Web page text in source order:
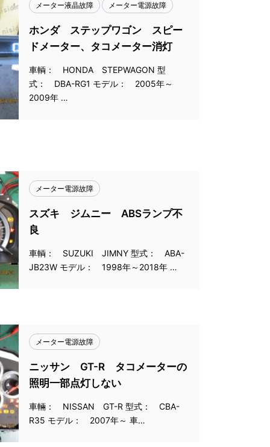
メーター液晶故障 メーター電源故障
ホンダ ステップワゴン スピー
ドメーター、タコメーター消灯
車輌： HONDA STEPWAGON 型
式： DBA-RG1 モデル： 2005年～
2009年 …
メーター電源故障
スズキ ジムニー ABSランプ不
良
車輌： SUZUKI JIMNY 型式： ABA-
JB23W モデル： 1998年～2018年 …
メーター電源故障
ニッサン GT-R タコメーターの
照明一部点灯しない
車輛： NISSAN GT-R 型式： CBA-
R35 モデル： 2007年～ 車…